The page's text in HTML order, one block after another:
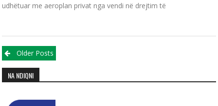
udhëtuar me aeroplan privat nga vendi në drejtim të
Posts navigation
Older Posts
NA NDIQNI